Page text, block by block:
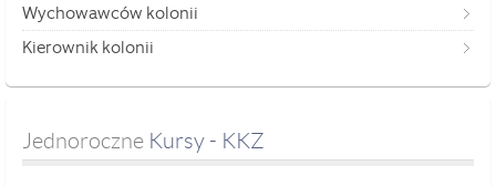
Wychowawców kolonii
Kierownik kolonii
Jednoroczne Kursy - KKZ